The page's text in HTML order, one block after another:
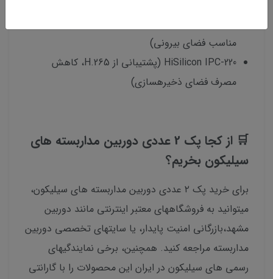
مناسب فضای بیرونی)
HiSilicon IPC-220 (پشتیبانی از H.265، کاهش
مصرف فضای ذخیرهسازی)
🛒 از کجا پک 2 عددی دوربین مداربسته های
سیلیکون بخریم؟
برای خرید پک ۲ عددی دوربین مداربسته های سیلیکون،
میتوانید به فروشگاههای معتبر اینترنتی مانند دوربین
مشهد،بازرگانی امنیت پایدار، یا سایتهای تخصصی دوربین
مداربسته مراجعه کنید. همچنین، برخی نمایندگیهای
رسمی های سیلیکون در ایران این محصولات را با گارانتی